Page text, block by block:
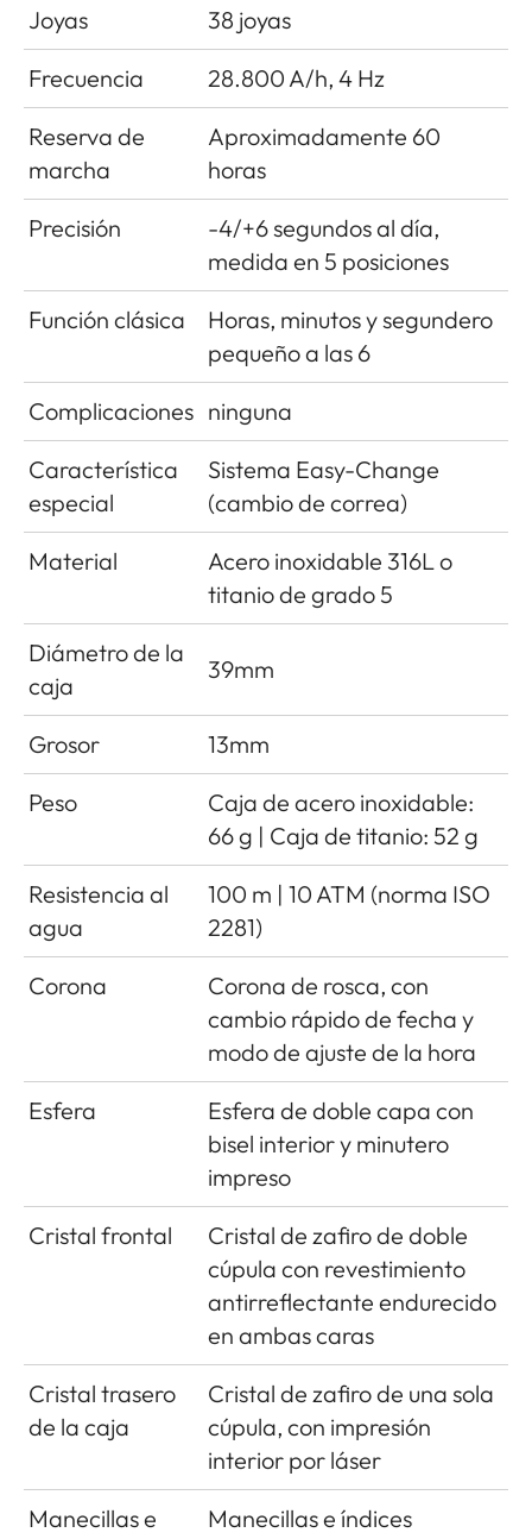
Joyas
38 joyas
Frecuencia
28.800 A/h, 4 Hz
Reserva de
marcha
Aproximadamente 60
horas
Precisión
-4/+6 segundos al día,
medida en 5 posiciones
Función clásica
Horas, minutos y segundero
pequeño a las 6
Complicaciones ninguna
Característica
especial
Sistema Easy-Change
(cambio de correa)
Material
Acero inoxidable 316L o
titanio de grado 5
Diámetro de la
caja
39mm
Grosor
13mm
Peso
Caja de acero inoxidable:
66 g | Caja de titanio: 52 g
Resistencia al
agua
100 m | 10 ATM (norma ISO
2281)
Corona
Corona de rosca, con
cambio rápido de fecha y
modo de ajuste de la hora
Esfera
Esfera de doble capa con
bisel interior y minutero
impreso
Cristal frontal
Cristal de zafiro de doble
cúpula con revestimiento
antirreflectante endurecido
en ambas caras
Cristal trasero
de la caja
Cristal de zafiro de una sola
cúpula, con impresión
interior por láser
Manecillas e
Manecillas e índices